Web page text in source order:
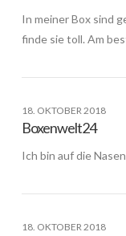
In meiner Box sind
finde sie toll. Am
18. OKTOBER 2018
Boxenwelt24
Ich bin auf die
18. OKTOBER 2018